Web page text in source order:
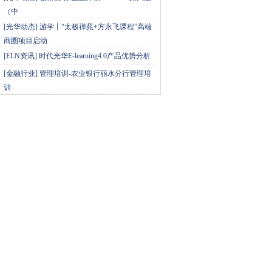
（中
[光华动态] 游学丨“太极禅苑+方永飞课程”高端
商圈项目启动
[ELN资讯] 时代光华E-learning4.0产品优势分析
[金融行业] 管理培训-农业银行丽水分行管理培
训